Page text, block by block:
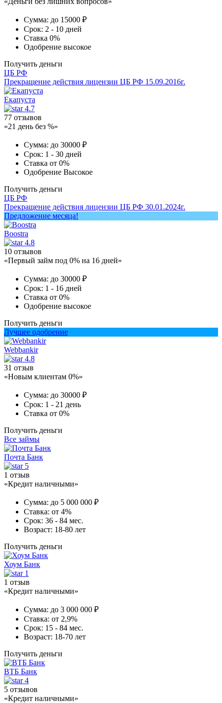
Сумма: до 15000 ₽
Срок: 2 - 10 дней
Ставка 0%
Одобрение высокое
Получить деньги
ЦБ РФ
Прекращение действия лицензии ЦБ РФ 15.09.2016г.
Екапуста
4.7
77 отзывов
«21 день без %»
Сумма: до 30000 ₽
Срок: 1 - 30 дней
Ставка от 0%
Одобрение Высокое
Получить деньги
ЦБ РФ
Прекращение действия лицензии ЦБ РФ 30.01.2024г.
Предложение месяца!
Boostra
4.8
10 отзывов
«Первый займ под 0% на 16 дней»
Сумма: до 30000 ₽
Срок: 1 - 16 дней
Ставка от 0%
Одобрение высокое
Получить деньги
Лучшее одобрение
Webbankir
4.8
31 отзыв
«Новым клиентам 0%»
Сумма: до 30000 ₽
Срок: 1 - 21 день
Ставка от 0%
Получить деньги
Все займы
Почта Банк
5
1 отзыв
«Кредит наличными»
Сумма: до 5 000 000 ₽
Ставка: от 4%
Срок: 36 - 84 мес.
Возраст: 18-80 лет
Получить деньги
Хоум Банк
1
1 отзыв
«Кредит наличными»
Сумма: до 3 000 000 ₽
Ставка: от 2,9%
Срок: 15 - 84 мес.
Возраст: 18-70 лет
Получить деньги
ВТБ Банк
4
5 отзывов
«Кредит наличными»